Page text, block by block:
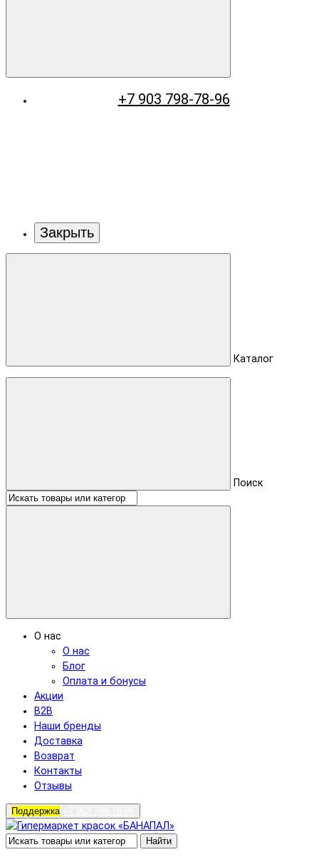
+7 903 798-78-96
Закрыть
Каталог
Поиск
О нас
О нас
Блог
Оплата и бонусы
Акции
B2B
Наши бренды
Доставка
Возврат
Контакты
Отзывы
Поддержка
Найти